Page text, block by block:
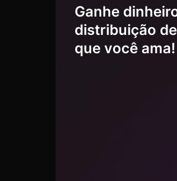
Ganhe
distribuição
que você